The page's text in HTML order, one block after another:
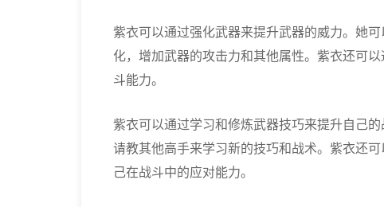
紫衣可以通过强化武器来提升武器的威力。她
化，增加武器的攻击力和其他属性。紫衣还可
斗能力。
紫衣可以通过学习和修炼武器技巧来提升自己
请教其他高手来学习新的技巧和战术。紫衣还
己在战斗中的应对能力。